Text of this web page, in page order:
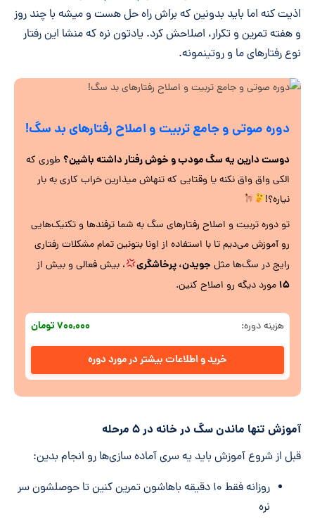
اذیت کنه اما باید بدونین که براش راه حل هست و میشه با چند روز
و هفته تمرین و تکرار، اصلاحش کرد. یادتون نره که منشا این رفتار
نوع رفتارهای ما و روتینمونه.
دوره صوتی و جامع تربیت و اصلاح رفتارهای بد سگ‌!
دوست دارین یه سگ مودب و خوش رفتار داشته باشین؟ طوری که
الکی واق واق نکنه یا وقتایی که تنهاش میذارین خراب کاری به بار
نیاره؟!
تو دوره تربیت و اصلاح رفتارهای سگ به شما ترفندها و تکنیک‌هایی
رو آموزش می‌دیم تا با استفاده از اونا بتونین تمام مشکلات رفتاری
رایج در سگ‌ها مثل جویدن، پرخاشگری ، بیش فعالی و بیش از
۱۵مورد دیگه رو اصلاح کنین.
هزینه دوره: ۷۰۰,۰۰۰ تومان
خرید و اطلاعات بیشتر در مورد دوره
آموزش تنها ماندن سگ در خانه در ۵ مرحله
قبل از شروع آموزش باید یه سری آماده سازی‌ها رو انجام بدین:
روزانه فقط ۱۰ دقیقه باهاشون تمرین کنین تا حوصلشون سر
نره